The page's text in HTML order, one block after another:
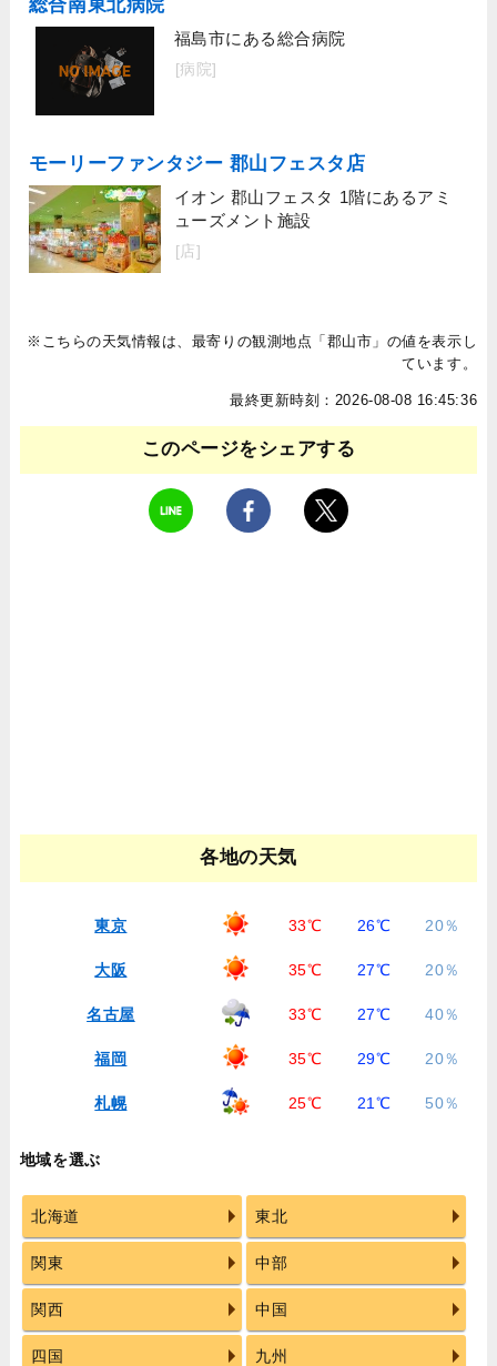
総合南東北病院
福島市にある総合病院
[病院]
モーリーファンタジー 郡山フェスタ店
イオン 郡山フェスタ 1階にあるアミ
ューズメント施設
[店]
※こちらの天気情報は、最寄りの観測地点「郡山市」の値を表示し
ています。
最終更新時刻：2026-08-08 16:45:36
このページをシェアする
各地の天気
東京 33℃ 26℃ 20％
大阪 35℃ 27℃ 20％
名古屋 33℃ 27℃ 40％
福岡 35℃ 29℃ 20％
札幌 25℃ 21℃ 50％
地域を選ぶ
北海道 東北
関東 中部
関西 中国
四国 九州